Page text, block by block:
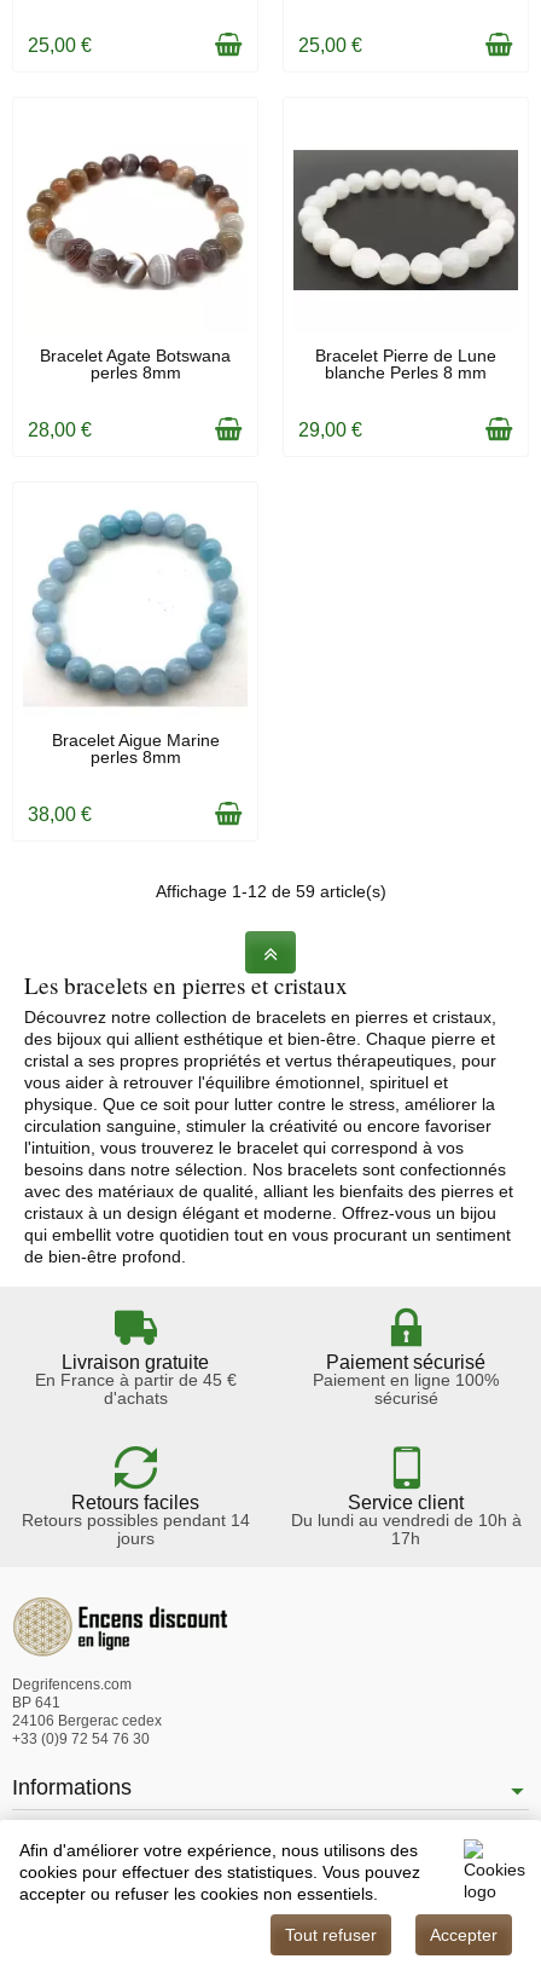
25,00 € 25,00 €
EN STOCK
Bracelet Agate Botswana
perles 8mm
28,00 €
EN STOCK
Bracelet Pierre de Lune
blanche Perles 8 mm
29,00 €
EN STOCK
Bracelet Aigue Marine
perles 8mm
38,00 €
Affichage 1-12 de 59 article(s)
Les bracelets en pierres et cristaux
Découvrez notre collection de bracelets en pierres et cristaux,
des bijoux qui allient esthétique et bien-être. Chaque pierre et
cristal a ses propres propriétés et vertus thérapeutiques, pour
vous aider à retrouver l'équilibre émotionnel, spirituel et
physique. Que ce soit pour lutter contre le stress, améliorer la
circulation sanguine, stimuler la créativité ou encore favoriser
l'intuition, vous trouverez le bracelet qui correspond à vos
besoins dans notre sélection. Nos bracelets sont confectionnés
avec des matériaux de qualité, alliant les bienfaits des pierres et
cristaux à un design élégant et moderne. Offrez-vous un bijou
qui embellit votre quotidien tout en vous procurant un sentiment
de bien-être profond.
Livraison gratuite
En France à partir de 45 €
d'achats
Paiement sécurisé
Paiement en ligne 100%
sécurisé
Retours faciles
Retours possibles pendant 14
jours
Service client
Du lundi au vendredi de 10h à
17h
Degrifencens.com
BP 641
24106 Bergerac cedex
+33 (0)9 72 54 76 30
Informations
Notre société
Afin d'améliorer votre expérience, nous utilisons des
cookies pour effectuer des statistiques. Vous pouvez
accepter ou refuser les cookies non essentiels.
Tout refuser
Accepter
Copyright © 2026 - Degrifencens.com